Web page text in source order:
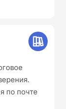
по почте